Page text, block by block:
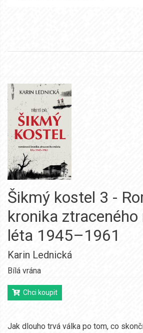
Šikmý kostel 3 -
kronika
léta 1945–1961
Karin Lednická
Bílá vrána
Chci koupit
Jak dlouho trvá válka po tom, co